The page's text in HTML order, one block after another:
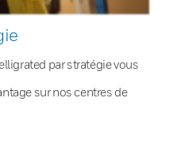
par stratégie vous
sur nos centres de